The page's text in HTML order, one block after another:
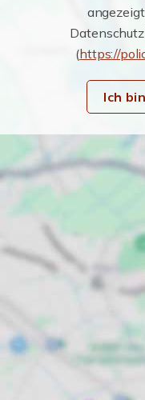
(https://
Ich